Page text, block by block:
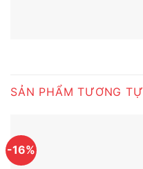
SẢN PHẨM TƯƠNG TỰ
-16%